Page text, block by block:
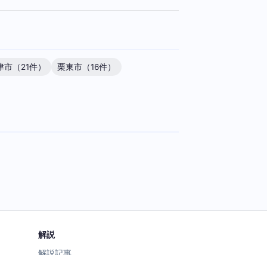
市（21件）
栗東市（16件）
解説
解説記事